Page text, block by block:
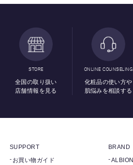
STORE
全国の取り扱い
店舗情報を見る
ONLINE COUNSELING
化粧品の使い方や
肌悩みを相談する
SUPPORT
お買い物ガイド
BRAND
ALBION